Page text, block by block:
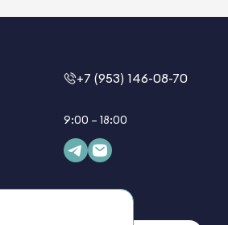
+7 (953) 146-08-70
9:00 – 18:00